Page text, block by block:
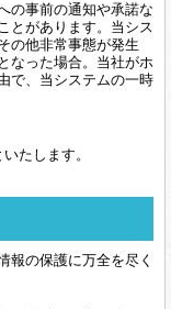
の事前の通知や承諾な
とがあります。当シス
の他非常事態が発生
なった場合。当社がホ
で、当システムの一時
たします。
報の保護に万全を尽く